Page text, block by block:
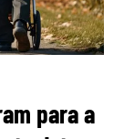
para a